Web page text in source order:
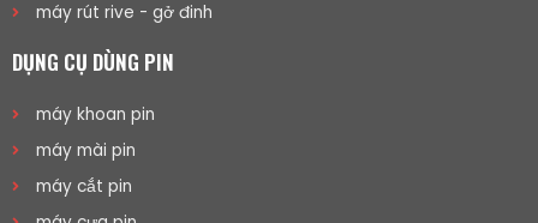
máy rút rive - gở đinh
DỤNG CỤ DÙNG PIN
máy khoan pin
máy mài pin
máy cắt pin